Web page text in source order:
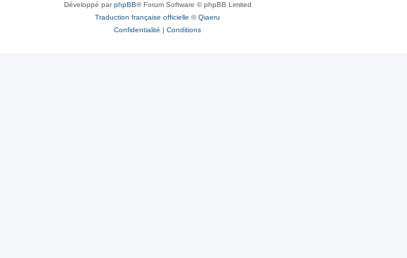
Développé parphpBB® Forum Software © phpBB Limited
Traduction française officielle ©Qiaeru
Confidentialité | Conditions